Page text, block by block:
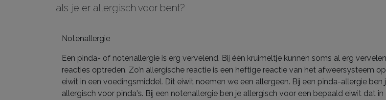
als je er allergisch voor bent?
Notenallergie
Een pinda- of notenallergie is erg vervelend. Bij één kruimeltje kunnen soms al erg
reacties optreden. Zo’n allergische reactie is een heftige reactie van het afweersysteem
eiwit in een voedingsmiddel. Dit eiwit noemen we een allergeen. Bij een pinda-allergie ben
allergisch voor pinda's. Bij een notenallergie ben je allergisch voor een bepaald eiwit dat in